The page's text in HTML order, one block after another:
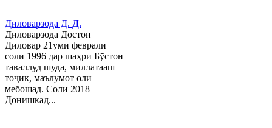
Диловарзода Д. Д.
Диловарзода Достон
Диловар 21уми феврали
соли 1996 дар шаҳри Бӯстон
таваллуд шуда, миллатааш
тоҷик, маълумот олӣ
мебошад. Соли 2018
Донишкад...